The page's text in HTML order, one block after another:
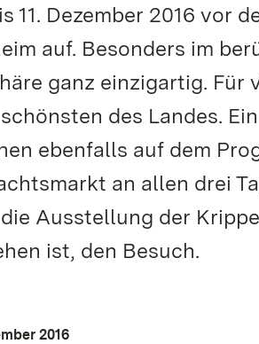
Dezember 2016 vor
auf. Besonders im
ganz einzigartig. Für
des Landes. Ein
ebenfalls auf dem
an allen drei
Ausstellung der
ist, den Besuch.
2016